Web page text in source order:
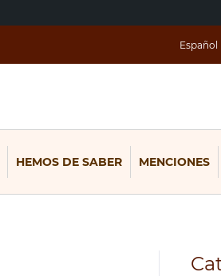
Español
HEMOS DE SABER MENCIONES